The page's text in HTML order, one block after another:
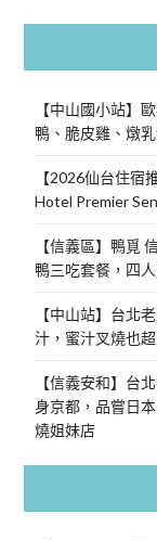
【中山國小站】
鴨、脆皮雞、燉乳
【2026仙台住宿
Hotel Premier
【信義區】鴨覓
鴨三吃套餐，四
【中山站】台北
汁，蜜汁叉燒也
【信義安和】台
身京都，品嘗日
燒姐妹店